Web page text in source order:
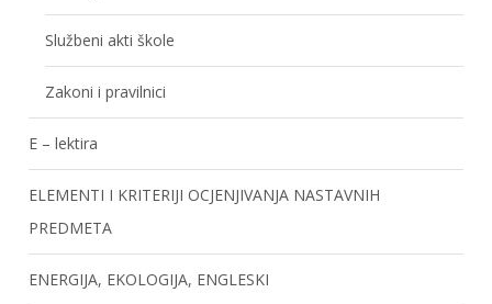
Službeni akti škole
Zakoni i pravilnici
E – lektira
ELEMENTI I KRITERIJI OCJENJIVANJA NASTAVNIH
PREDMETA
ENERGIJA, EKOLOGIJA, ENGLESKI